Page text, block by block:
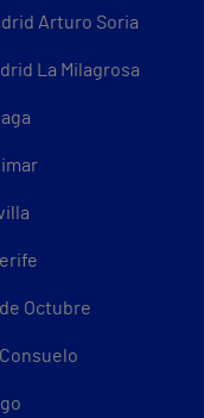
Arturo Soria
La Milagrosa
Octubre